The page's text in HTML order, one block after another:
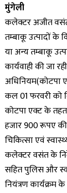
मुंगेली
कलेक्टर अजीत वसंत
तम्बाकू उत्पादों के
या अन्य तम्बाकू
कार्यवाही की जा
अधिनियम(कोटपा
कल 01 फरवरी को
कोटपा एक्ट के
हजार 900 रूपए की
चिकित्सा एवं
कलेक्टर वसंत के
सहित पुलिस और
नियंत्रण कार्यक्रम